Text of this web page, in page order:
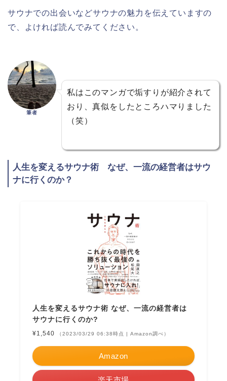
サウナでの出会いなどサウナの魅力を伝えていますの
で、よければ読んでみてください。
筆者
私はこのマンガで垢すりが紹介されて
おり、真似をしたところハマりました
（笑）
人生を変えるサウナ術 なぜ、一流の経営者はサウ
ナに行くのか？
人生を変えるサウナ術 なぜ、一流の経営者は
サウナに行くのか?
¥1,540 （2023/03/29 06:38時点 | Amazon調べ）
Amazon